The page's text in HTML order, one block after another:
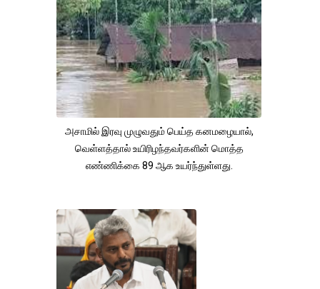
அசாமில் இரவு முழுவதும் பெய்த கனமழையால்,
வெள்ளத்தால் உயிரிழந்தவர்களின் மொத்த
எண்ணிக்கை 89 ஆக உயர்ந்துள்ளது.